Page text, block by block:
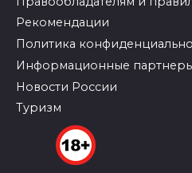
Рекомендации
Политика
Информационные
Новости России
Туризм